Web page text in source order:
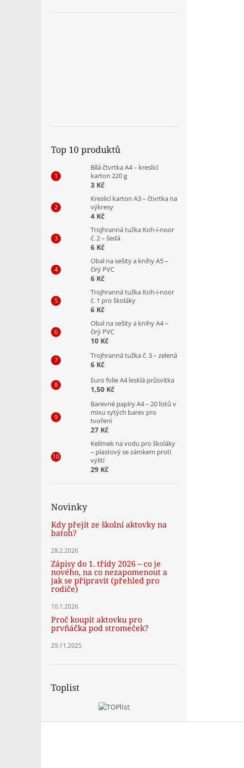
Top 10 produktů
Bílá čtvrtka A4 – kreslicí
karton 220 g
3 Kč
Kreslicí karton A3 – čtvrtka na
výkresy
4 Kč
Trojhranná tužka Koh-i-noor
č. 2 – šedá
6 Kč
Obal na sešity a knihy A5 –
čirý PVC
6 Kč
Trojhranná tužka Koh-i-noor
č. 1 pro školáky
6 Kč
Obal na sešity a knihy A4 –
čirý PVC
10 Kč
Trojhranná tužka č. 3 – zelená
6 Kč
Euro folie A4 lesklá průsvitka
1,50 Kč
Barevné papíry A4 – 20 listů v
mixu sytých barev pro
tvoření
27 Kč
Kelímek na vodu pro školáky
– plastový se zámkem proti
vylití
29 Kč
Novinky
Kdy přejít ze školní aktovky na
batoh?
28.2.2026
Zápisy do 1. třídy 2026 – co je
nového, na co nezapomenout a
jak se připravit (přehled pro
rodiče)
10.1.2026
Proč koupit aktovku pro
prvňáčka pod stromeček?
29.11.2025
Toplist